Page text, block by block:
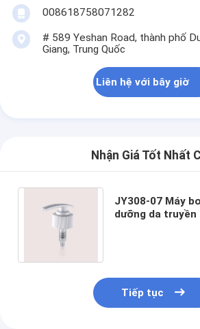
008618758071282
# 589 Yeshan Road, thành phố
Giang, Trung Quốc
Liên hệ với bây giờ
Nhận Giá Tốt Nhất
JY308-07 Máy
dưỡng da
Tiếp tục